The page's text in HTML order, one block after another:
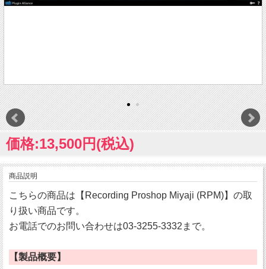
価格:13,500円(税込)
商品説明
こちらの商品は【Recording Proshop Miyaji (RPM)】の取
り扱い商品です。
お電話でのお問い合わせは03-3255-3332まで。
【製品概要】